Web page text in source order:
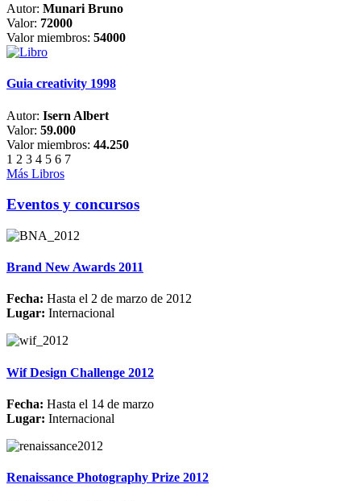
Autor: Munari Bruno
Valor: 72000
Valor miembros: 54000
Guia creativity 1998
Autor: Isern Albert
Valor: 59.000
Valor miembros: 44.250
1 2 3 4 5 6 7
Más Libros
Eventos y concursos
Brand New Awards 2011
Fecha: Hasta el 2 de marzo de 2012
Lugar: Internacional
Wif Design Challenge 2012
Fecha: Hasta el 14 de marzo
Lugar: Internacional
Renaissance Photography Prize 2012